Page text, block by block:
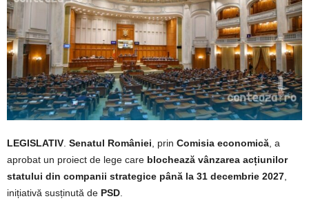
LEGISLATIV Senatul României , prin Comisia economică , a
aprobat un proiect de lege care blochează vânzarea acțiunilor
statului din companii strategice până la 31 decembrie 2027
inițiativă susținută de PSD